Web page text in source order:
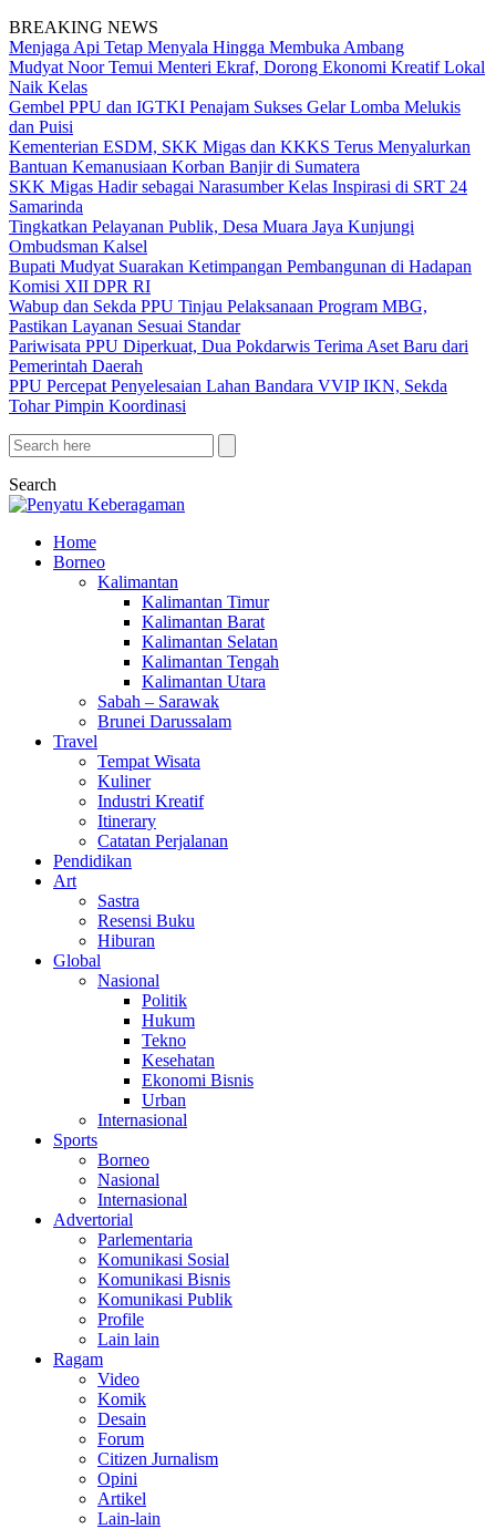
BREAKING NEWS
Menjaga Api Tetap Menyala Hingga Membuka Ambang
Mudyat Noor Temui Menteri Ekraf, Dorong Ekonomi Kreatif Lokal
Naik Kelas
Gembel PPU dan IGTKI Penajam Sukses Gelar Lomba Melukis
dan Puisi
Kementerian ESDM, SKK Migas dan KKKS Terus Menyalurkan
Bantuan Kemanusiaan Korban Banjir di Sumatera
SKK Migas Hadir sebagai Narasumber Kelas Inspirasi di SRT 24
Samarinda
Tingkatkan Pelayanan Publik, Desa Muara Jaya Kunjungi
Ombudsman Kalsel
Bupati Mudyat Suarakan Ketimpangan Pembangunan di Hadapan
Komisi XII DPR RI
Wabup dan Sekda PPU Tinjau Pelaksanaan Program MBG,
Pastikan Layanan Sesuai Standar
Pariwisata PPU Diperkuat, Dua Pokdarwis Terima Aset Baru dari
Pemerintah Daerah
PPU Percepat Penyelesaian Lahan Bandara VVIP IKN, Sekda
Tohar Pimpin Koordinasi
Search
Home
Borneo
Kalimantan
Kalimantan Timur
Kalimantan Barat
Kalimantan Selatan
Kalimantan Tengah
Kalimantan Utara
Sabah – Sarawak
Brunei Darussalam
Travel
Tempat Wisata
Kuliner
Industri Kreatif
Itinerary
Catatan Perjalanan
Pendidikan
Art
Sastra
Resensi Buku
Hiburan
Global
Nasional
Politik
Hukum
Tekno
Kesehatan
Ekonomi Bisnis
Urban
Internasional
Sports
Borneo
Nasional
Internasional
Advertorial
Parlementaria
Komunikasi Sosial
Komunikasi Bisnis
Komunikasi Publik
Profile
Lain lain
Ragam
Video
Komik
Desain
Forum
Citizen Jurnalism
Opini
Artikel
Lain-lain